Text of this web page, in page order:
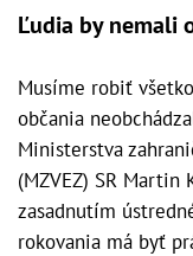
Ľudia by nemali
Musíme robiť
občania
Ministerstva
(MZVEZ) SR
zasadnutím
rokovania má byť